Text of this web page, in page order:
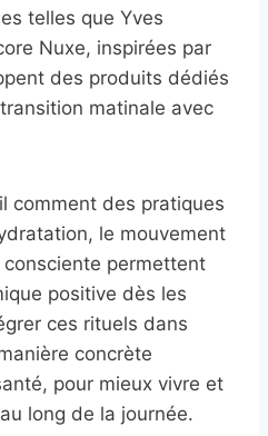
telles que Yves
Nuxe, inspirées par
des produits dédiés
matinale avec
comment des pratiques
le mouvement
permettent
positive dès les
ces rituels dans
concrète
pour mieux vivre et
long de la journée.